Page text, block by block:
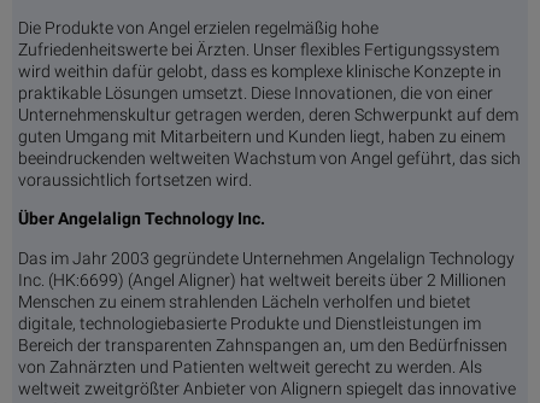
Die Produkte von Angel erzielen regelmäßig hohe
Zufriedenheitswerte bei Ärzten. Unser flexibles Fertigungssystem
wird weithin dafür gelobt, dass es komplexe klinische Konzepte in
praktikable Lösungen umsetzt. Diese Innovationen, die von einer
Unternehmenskultur getragen werden, deren Schwerpunkt auf dem
guten Umgang mit Mitarbeitern und Kunden liegt, haben zu einem
beeindruckenden weltweiten Wachstum von Angel geführt, das sich
voraussichtlich fortsetzen wird.
Über Angelalign Technology Inc.
Das im Jahr 2003 gegründete Unternehmen Angelalign Technology
Inc. (HK:6699) (Angel Aligner) hat weltweit bereits über 2 Millionen
Menschen zu einem strahlenden Lächeln verholfen und bietet
digitale, technologiebasierte Produkte und Dienstleistungen im
Bereich der transparenten Zahnspangen an, um den Bedürfnissen
von Zahnärzten und Patienten weltweit gerecht zu werden. Als
weltweit zweitgrößter Anbieter von Alignern spiegelt das innovative